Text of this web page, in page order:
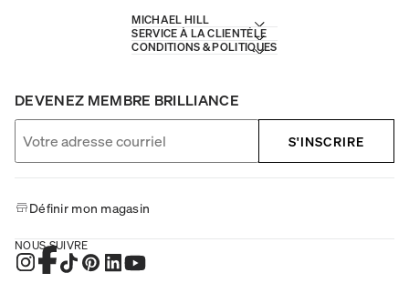
MICHAEL HILL
SERVICE À LA CLIENTÈLE
CONDITIONS & POLITIQUES
DEVENEZ MEMBRE BRILLIANCE
S'INSCRIRE
Définir mon magasin
NOUS SUIVRE